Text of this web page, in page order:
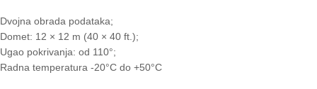
Dvojna obrada podataka;
Domet: 12 × 12 m (40 × 40 ft.);
Ugao pokrivanja: od 110°;
Radna temperatura -20°C do +50°C